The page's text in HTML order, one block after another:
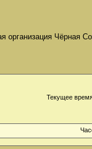
организация Чёрная
Текущее